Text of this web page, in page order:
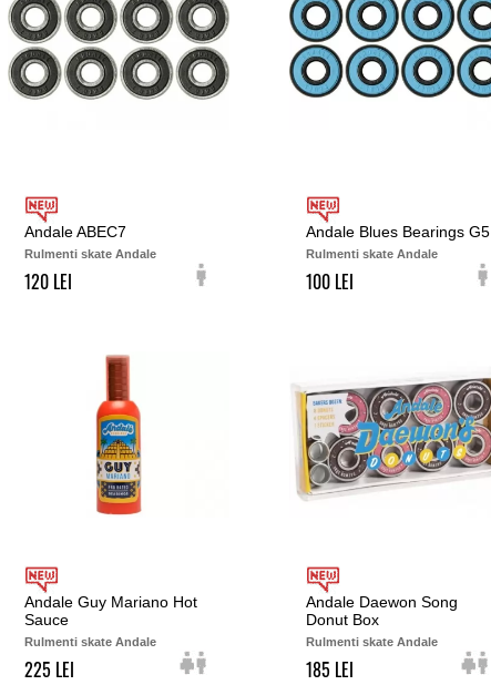
Andale ABEC7
Rulmenti skate Andale
120
Andale Blues Bearings G5
Rulmenti skate Andale
100
Andale Guy Mariano Hot
Sauce
Rulmenti skate Andale
225
Andale Daewon Song
Donut Box
Rulmenti skate Andale
185